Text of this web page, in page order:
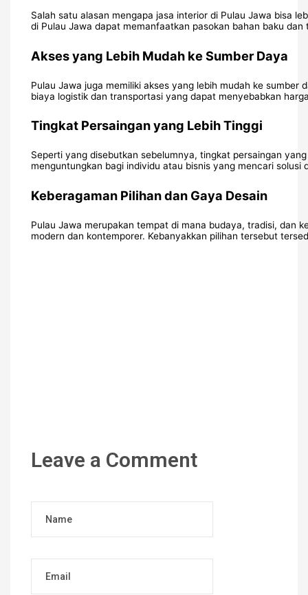
Salah satu alasan mengapa jasa interior di Pulau Jawa bisa
di Pulau Jawa dapat memanfaatkan pasokan bahan baku
Akses yang Lebih Mudah ke Sumber Daya
Pulau Jawa juga memiliki akses yang lebih mudah ke
biaya logistik dan transportasi yang dapat menyebabkan
Tingkat Persaingan yang Lebih Tinggi
Seperti yang disebutkan sebelumnya, tingkat persaingan
menguntungkan bagi individu atau bisnis yang mencari solusi
Keberagaman Pilihan dan Gaya Desain
Pulau Jawa merupakan tempat di mana budaya, tradisi, dan
modern dan kontemporer. Kebanyakkan pilihan tersebut
Leave a Comment